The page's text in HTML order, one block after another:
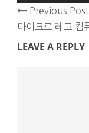
Previous Post
마이크로 레고 컴
LEAVE A REPLY